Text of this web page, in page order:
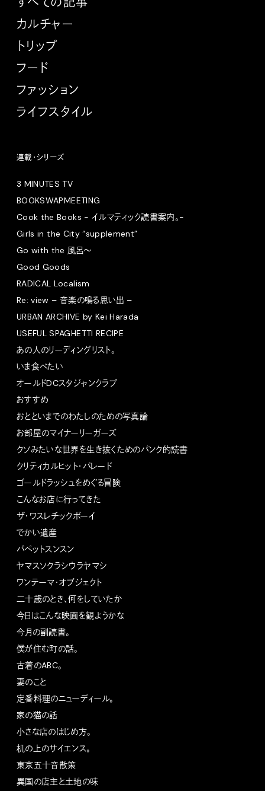
カルチャー
トリップ
フード
ファッション
ライフスタイル
連載・シリーズ
3 MINUTES TV
BOOKSWAPMEETING
Cook the Books - イルマティック読書案内。-
Girls in the City “supplement”
Go with the 風呂〜
Good Goods
RADICAL Localism
Re: view – 音楽の鳴る思い出 –
URBAN ARCHIVE by Kei Harada
USEFUL SPAGHETTI RECIPE
あの人のリーディングリスト。
いま食べたい
オールドDCスタジャンクラブ
おすすめ
おとといまでのわたしのための写真論
お部屋のマイナーリーガーズ
クソみたいな世界を生き抜くためのパンク的読書
クリティカルヒット・パレード
ゴールドラッシュをめぐる冒険
こんなお店に行ってきた
ザ・ワスレチックボーイ
でかい遺産
パペットスンスン
ヤマスソクラシウラヤマシ
ワンテーマ・オブジェクト
二十歳のとき、何をしていたか
今日はこんな映画を観ようかな
今月の副読書。
僕が住む町の話。
古着のABC。
妻のこと
定番料理のニューディール。
家の猫の話
小さな店のはじめ方。
机の上のサイエンス。
東京五十音散策
異国の店主と土地の味